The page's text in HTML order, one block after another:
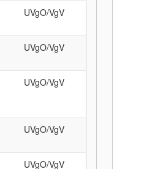
UVgO/VgV
UVgO/VgV
UVgO/VgV
UVgO/VgV
UVgO/VgV